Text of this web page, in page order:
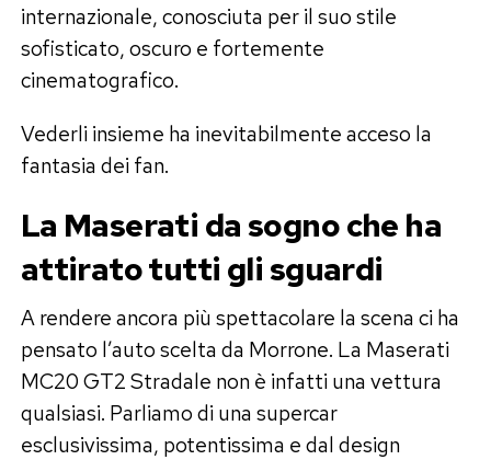
internazionale, conosciuta per il suo stile
sofisticato, oscuro e fortemente
cinematografico.
Vederli insieme ha inevitabilmente acceso la
fantasia dei fan.
La Maserati da sogno che ha
attirato tutti gli sguardi
A rendere ancora più spettacolare la scena ci ha
pensato l’auto scelta da Morrone. La Maserati
MC20 GT2 Stradale non è infatti una vettura
qualsiasi. Parliamo di una supercar
esclusivissima, potentissima e dal design